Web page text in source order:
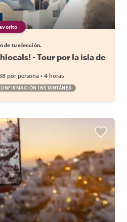
de tu elección.
- Tour por la isla de
por persona • 4 horas
INSTANTÁNEA